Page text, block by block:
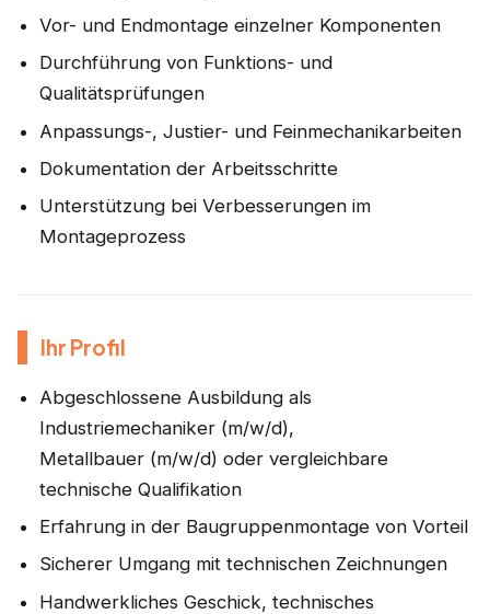
Vor- und Endmontage einzelner Komponenten
Durchführung von Funktions- und
Qualitätsprüfungen
Anpassungs-, Justier- und Feinmechanikarbeiten
Dokumentation der Arbeitsschritte
Unterstützung bei Verbesserungen im
Montageprozess
Ihr Profil
Abgeschlossene Ausbildung als
Industriemechaniker (m/w/d),
Metallbauer (m/w/d) oder vergleichbare
technische Qualifikation
Erfahrung in der Baugruppenmontage von Vorteil
Sicherer Umgang mit technischen Zeichnungen
Handwerkliches Geschick, technisches